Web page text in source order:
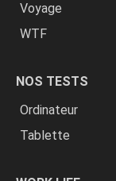
Voyage
WTF
NOS TESTS
Ordinateur
Tablette